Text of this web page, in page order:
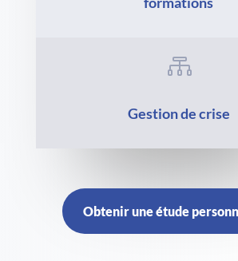

Gestion de crise
Obtenir une étude